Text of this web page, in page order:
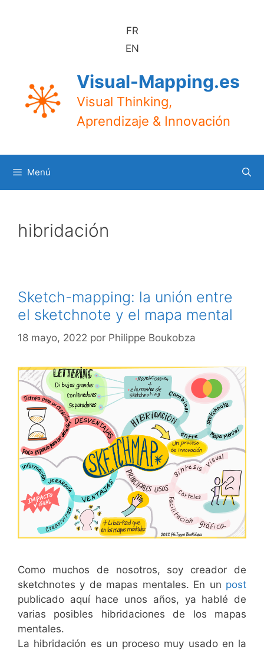
FR
EN
Visual-Mapping.es
Visual Thinking,
Aprendizaje & Innovación
Menú
hibridación
Sketch-mapping: la unión entre
el sketchnote y el mapa mental
18 mayo, 2022 por Philippe Boukobza
Como muchos de nosotros, soy creador de
sketchnotes y de mapas mentales. En un post
publicado aquí hace unos años, ya hablé de
varias posibles hibridaciones de los mapas
mentales.
La hibridación es un proceso muy usado en la